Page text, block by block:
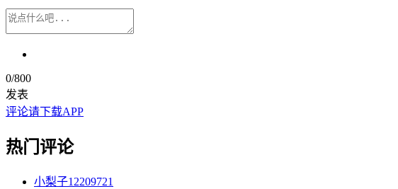
0/800
发表
评论请下载APP
热门评论
小梨子12209721